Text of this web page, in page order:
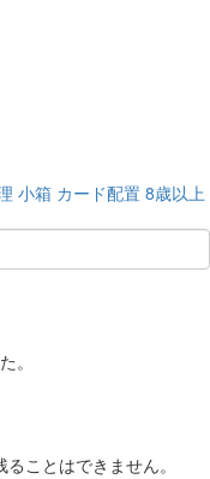
小箱 カード配置 8歳以上
。
ことはできません。